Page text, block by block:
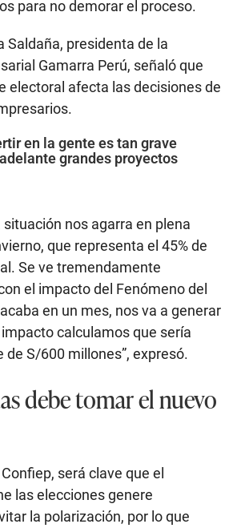
para no demorar el proceso.
Saldaña, presidenta de la
Gamarra Perú, señaló que
electoral afecta las decisiones de
en la gente es tan grave
grandes proyectos
situación nos agarra en plena
que representa el 45% de
Se ve tremendamente
el impacto del Fenómeno del
en un mes, nos va a generar
calculamos que sería
S/600 millones”, expresó.
debe tomar el nuevo
será clave que el
las elecciones genere
la polarización, por lo que